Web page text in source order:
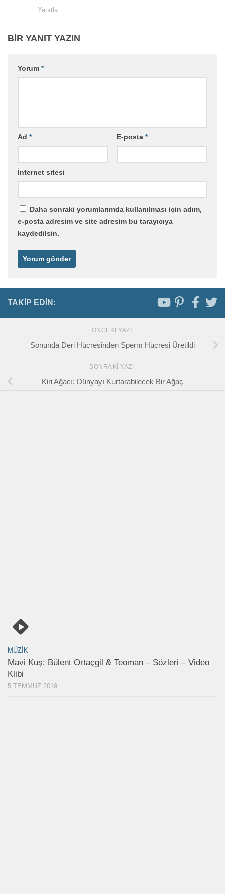
Yanıtla
BIR YANIT YAZIN
Yorum *
Ad * E-posta *
İnternet sitesi
Daha sonraki yorumlarımda kullanılması için adım,
e-posta adresim ve site adresim bu tarayıcıya
kaydedilsin.
TAKIP EDIN:
ÖNCEKI YAZI
Sonunda Deri Hücresinden Sperm Hücresi Üretildi
SONRAKI YAZI
Kiri Ağacı: Dünyayı Kurtarabilecek Bir Ağaç
MÜZIK
Mavi Kuş: Bülent Ortaçgil & Teoman – Sözleri – Video
Klibi
5 TEMMUZ 2019